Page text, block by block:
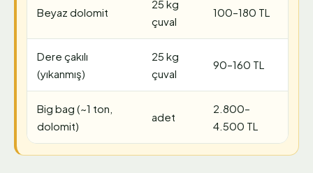
Beyaz dolomit
25 kg
çuval
100–180 TL
Dere çakılı
(yıkanmış)
25 kg
çuval
90–160 TL
Big bag (~1 ton,
dolomit)
adet
2.800–
4.500 TL